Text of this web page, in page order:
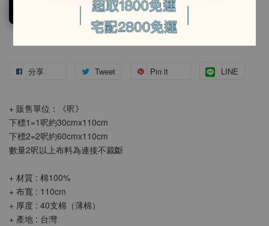
分享 Tweet Pin it LINE
+ 販售單位：《呎》
下標1=1呎約30cmx110cm
下標2=2呎約60cmx110cm
數量2呎以上布料為連接不裁斷
+ 材質 : 棉100%
+ 布寬 : 110cm
+ 厚度 : 40支棉（薄棉）
+ 產地 : 台灣